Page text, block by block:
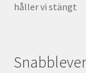
håller vi stängt